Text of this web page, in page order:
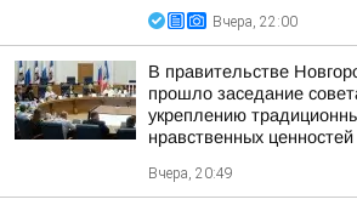
Вчера, 22:00
В правительстве
прошло заседание
укреплению
нравственных ценностей
Вчера, 20:49